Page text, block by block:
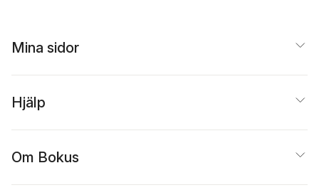
Mina sidor
Hjälp
Om Bokus